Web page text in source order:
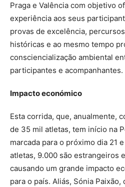
Praga e Valência com objetivo
experiência aos seus
provas de excelência,
históricas e ao mesmo tempo
consciencialização ambiental
participantes e acompanhantes.
Impactoeconómico
Esta corrida, que, anualmente,
de 35 mil atletas, tem início na
marcada para o próximo dia 21
atletas, 9.000 são estrangeiros
causando um grande impacto
para o país. Aliás, Sónia